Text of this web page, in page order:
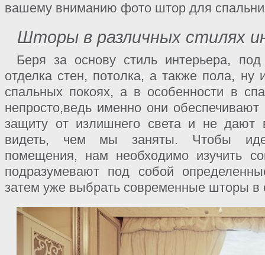
вашему вниманию фото штор для
Шторы в различных стилях
Беря за основу стиль интерьера,
отделка стен, потолка, а также пола,
спальных покоях, а в особенности в
непросто,ведь именно они
защиту от излишнего света и не дают
видеть, чем мы заняты. Чтобы
помещения, нам необходимо изучить
подразумевают под собой
затем уже выбрать современные шторы в